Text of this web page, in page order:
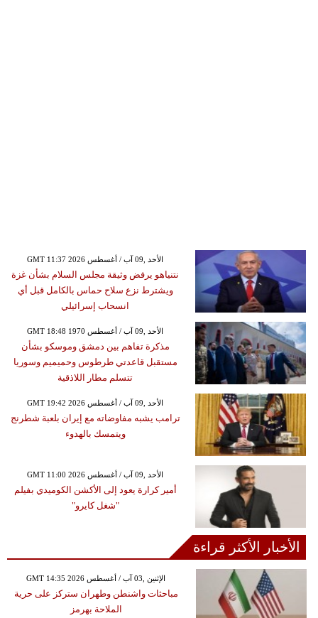
GMT 11:37 2026 الأحد ,09 آب / أغسطس
نتنياهو يرفض وثيقة مجلس السلام بشأن غزة
ويشترط نزع سلاح حماس بالكامل قبل أي
انسحاب إسرائيلي
GMT 18:48 1970 الأحد ,09 آب / أغسطس
مذكرة تفاهم بين دمشق وموسكو بشأن
مستقبل قاعدتي طرطوس وحميميم وسوريا
تتسلم مطار اللاذقية
GMT 19:42 2026 الأحد ,09 آب / أغسطس
ترامب يشبه مفاوضاته مع إيران بلعبة شطرنج
ويتمسك بالهدوء
GMT 11:00 2026 الأحد ,09 آب / أغسطس
أمير كرارة يعود إلى الأكشن الكوميدي بفيلم
"شغل كايرو"
الأخبار الأكثر قراءة
GMT 14:35 2026 الإثنين ,03 آب / أغسطس
مباحثات واشنطن وطهران ستركز على حرية
الملاحة بهرمز